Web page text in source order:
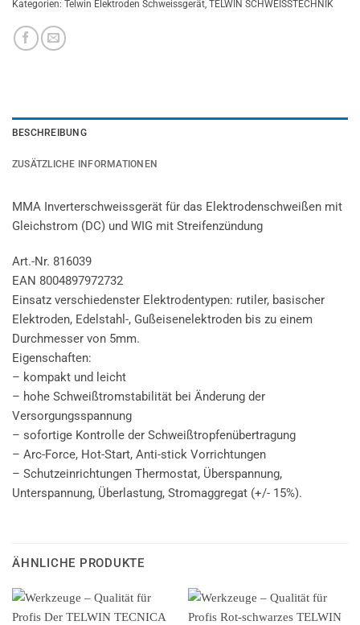
Kategorien: Telwin Elektroden Schweissgerät, TELWIN SCHWEISSTECHNIK
BESCHREIBUNG
ZUSÄTZLICHE INFORMATIONEN
MMA Inverterschweissgerät für das Elektrodenschweißen mit
Gleichstrom (DC) und WIG mit Streifenzündung
Art.-Nr. 816039
EAN 8004897972732
Einsatz verschiedenster Elektrodentypen: rutiler, basischer
Elektroden, Edelstahl-, Gußeisenelektroden bis zu einem
Durchmesser von 5mm.
Eigenschaften:
– kompakt und leicht
– hohe Schweißtromstabilität bei Änderung der
Versorgungsspannung
– sofortige Kontrolle der Schweißtropfenübertragung
– Arc-Force, Hot-Start, Anti-stick Vorrichtungen
– Schutzeinrichtungen Thermostat, Überspannung,
Unterspannung, Überlastung, Stromaggregat (+/- 15%).
ÄHNLICHE PRODUKTE